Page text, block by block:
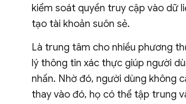
kiểm soát quyền truy cập vào dữ
tạo tài khoản suôn sẻ.
Là trung tâm cho nhiều phương
lý thông tin xác thực giúp người
nhấn. Nhờ đó, người dùng không
thay vào đó, họ có thể tập trung